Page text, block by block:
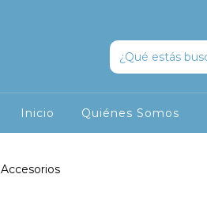
Inicio Quiénes Somos
Accesorios